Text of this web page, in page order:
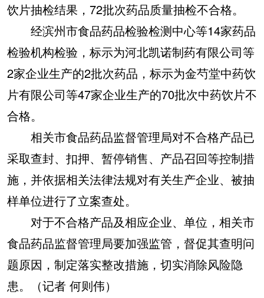
饮片抽检结果，72批次药品质量抽检不合格。
经滨州市食品药品检验检测中心等14家药品
检验机构检验，标示为河北凯诺制药有限公司等
2家企业生产的2批次药品，标示为金芍堂中药饮
片有限公司等47家企业生产的70批次中药饮片不
合格。
相关市食品药品监督管理局对不合格产品已
采取查封、扣押、暂停销售、产品召回等控制措
施，并依据相关法律法规对有关生产企业、被抽
样单位进行了立案查处。
对于不合格产品及相应企业、单位，相关市
食品药品监督管理局要加强监管，督促其查明问
题原因，制定落实整改措施，切实消除风险隐
患。（记者 何则伟）